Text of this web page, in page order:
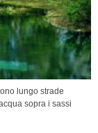
lungo strade
sopra i sassi